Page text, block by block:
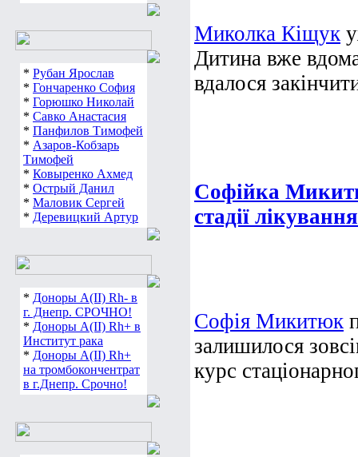
* Рубан Ярослав
* Гончаренко София
* Горюшко Николай
* Савко Анастасия
* Панфилов Тимофей
* Азаров-Кобзарь
Тимофей
* Ковыренко Ахмед
* Острый Данил
* Маловик Сергей
* Деревицкий Артур
* Доноры А(ІІ) Rh- в
г. Днепр. СРОЧНО!
* Доноры А(ІІ) Rh+ в
Институт рака
* Доноры А(ІІ) Rh+
на тромбокончентрат
в г.Днепр. Срочно!
Миколка Кіщук
Дитина вже
вдалося
Софійка
стадії лікування
Софія Микитюк
залишилося
курс